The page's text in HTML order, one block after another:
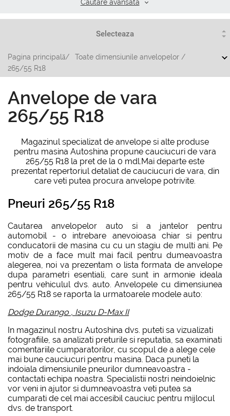
Cautare аvansata
Pagina principală/ Toate dimensiunile anvelopelor /
265/55 R18
Anvelope de vara
265/55 R18
Magazinul specializat de anvelope si alte produse
pentru masina Autoshina propune cauciucuri de vara
265/55 R18 la pret de la 0 mdl.Mai departe este
prezentat repertoriul detaliat de cauciucuri de vara, din
care veti putea procura anvelope potrivite.
Pneuri 265/55 R18
Cautarea anvelоpelor auto si a jantelor pentru
automobil - o intrebare anevoioasa chiar si pentru
conducatorii de masina cu cu un stagiu de multi ani. Pe
motiv de a face mult mai facil pentru dumeavoastra
alegerea, noi va prezentam o lista formata de anvelope
dupa parametri esentiali, care sunt in armonie ideala
pentru vehiculul dvs. auto. Anvelopele cu dimensiunea
265/55 R18 se raporta la urmatoarele modele auto:
Dodge Durango , Isuzu D-Max II
In magazinul nostru Autoshina dvs. puteti sa vizualizati
fotografiile, sa analizati preturile si reputatia, sa examinati
comentariile cumparatorilor, cu scopul de a alege cele
mai bune cauciucuri pentru masina. Daca puneti la
indoiala dimensiunile pneurilor dumneavoastra -
contactati echipa noastra. Specialistii nostri neindoielnic
vor veni in ajutor si dumneavoastra veti putea sa
cumparati de cel mai accesibil cauciuc pentru mijlocul
dvs. de transport.